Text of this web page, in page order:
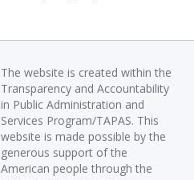
The website is created within the
Transparency and Accountability
in Public Administration and
Services Program/TAPAS. This
website is made possible by the
generous support of the
American people through the